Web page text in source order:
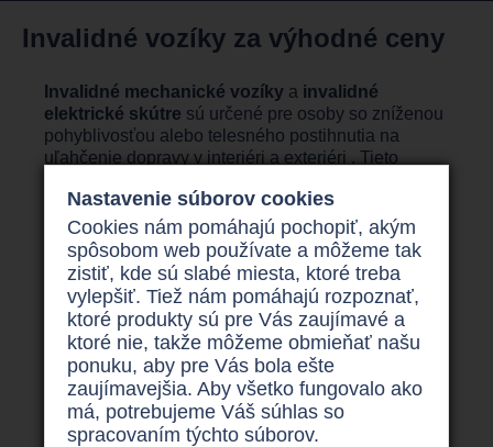
Invalidné vozíky za výhodné ceny
Invalidné mechanické vozíky a invalidné
elektrické skútre sú určené pre osoby so zníženou
pohyblivosťou alebo telesného postihnutia na
uľahčenie dopravy v interiéri a exteriéri . Tieto
len na Vás , ktorú spoločnosť si vyberiete .
Máte záujem oinvalidný vozíkza výhodné ceny ?
V tom prípade sa obráťte na
http://invoziky.sk/produkty/elektricke-invalidne-
vozikykde nájdete napr .Elektrický invalidný
vozík Invacare Storm a kde si o ne požiadate
prostredníctvom nezáväzné online žiadosti ,
Kontaktovať nás tiež môžete pre viac informácií o
invalidných vozíkochna telefónnom čísle +421
944 098 816.
Nastavenie súborov cookies
Cookies nám pomáhajú pochopiť, akým
spôsobom web používate a môžeme tak
zistiť, kde sú slabé miesta, ktoré treba
vylepšiť. Tiež nám pomáhajú rozpoznať,
ktoré produkty sú pre Vás zaujímavé a
ktoré nie, takže môžeme obmieňať našu
ponuku, aby pre Vás bola ešte
zaujímavejšia. Aby všetko fungovalo ako
má, potrebujeme Váš súhlas so
spracovaním týchto súborov.